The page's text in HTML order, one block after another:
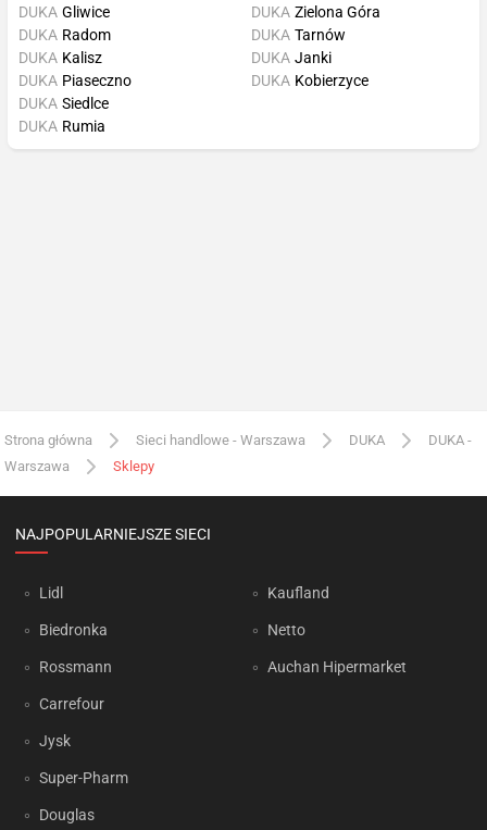
DUKA Gliwice
DUKA Radom
DUKA Zielona Góra
DUKA Tarnów
DUKA Kalisz
DUKA Piaseczno
DUKA Siedlce
DUKA Rumia
DUKA Janki
DUKA Kobierzyce
Strona główna Sieci handlowe - Warszawa DUKA
DUKA -
Warszawa
Sklepy
NAJPOPULARNIEJSZE SIECI
Lidl
Biedronka
Rossmann
Carrefour
Jysk
Super-Pharm
Douglas
Kaufland
Netto
Auchan Hipermarket